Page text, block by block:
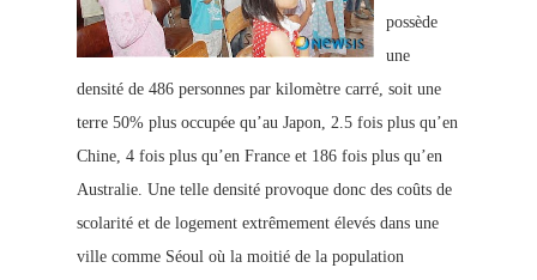
possède
une
densité de 486 personnes par kilomètre carré, soit une
terre 50% plus occupée qu’au Japon, 2.5 fois plus qu’en
Chine, 4 fois plus qu’en France et 186 fois plus qu’en
Australie. Une telle densité provoque donc des coûts de
scolarité et de logement extrêmement élevés dans une
ville comme Séoul où la moitié de la population